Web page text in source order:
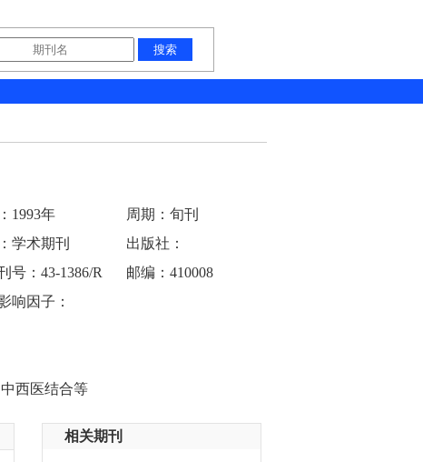
1993年
周期：旬刊
学术期刊
出版社：
号：43-1386/R
邮编：410008
响因子：
西医结合等
相关期刊